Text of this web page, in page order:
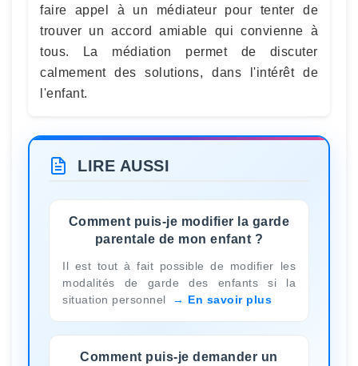
faire appel à un médiateur pour tenter de
trouver un accord amiable qui convienne à
tous. La médiation permet de discuter
calmement des solutions, dans l'intérêt de
l'enfant.
LIRE AUSSI
Comment puis-je modifier la garde
parentale de mon enfant ?
Il est tout à fait possible de modifier les
modalités de garde des enfants si la
situation personnel
En savoir plus
Comment puis-je demander un